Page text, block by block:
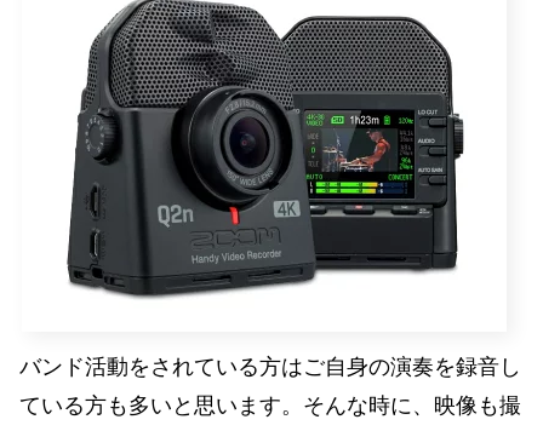
バンド活動をされている方はご自身の演奏を録音し
ている方も多いと思います。そんな時に、映像も撮